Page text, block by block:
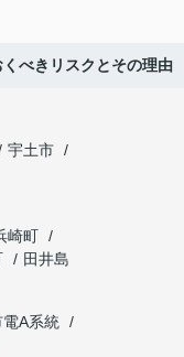
べきリスクとその理由
宇土市
崎町
田井島
A系統